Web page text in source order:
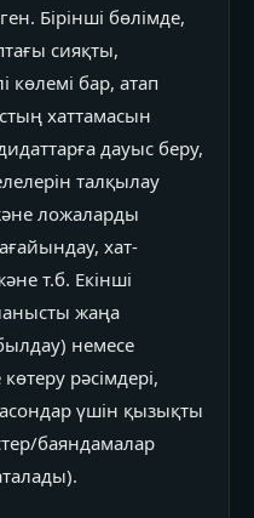
Бірінші бөлімде,
сияқты,
көлемі бар, атап
хаттамасын
дауыс беру,
талқылау
ложаларды
хат-
т.б. Екінші
жаңа
немесе
рәсімдері,
үшін қызықты
баяндамалар